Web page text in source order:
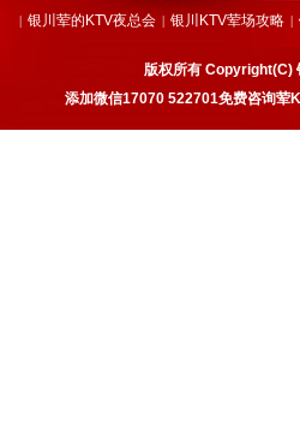
| 银川荤的KTV夜总会 | 银川KTV荤场攻略 |
版权所有 Copyright(C)
添加微信17070 522701免费咨询荤